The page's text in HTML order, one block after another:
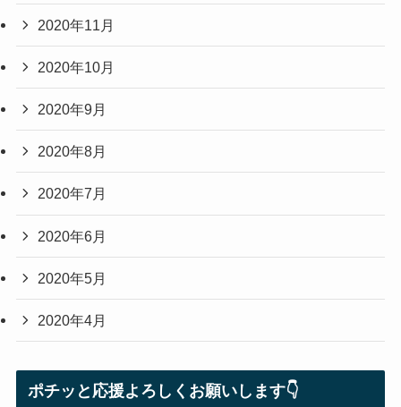
2020年11月
2020年10月
2020年9月
2020年8月
2020年7月
2020年6月
2020年5月
2020年4月
ポチッと応援よろしくお願いします👇